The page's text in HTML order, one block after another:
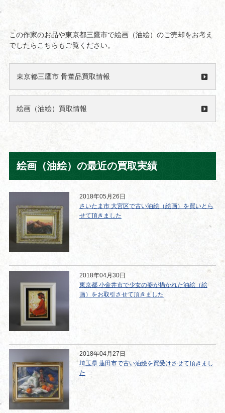
この作家のお品や東京都三鷹市で絵画（油絵）のご売却をお考え
でしたらこちらもご覧ください。
東京都三鷹市 骨董品買取情報
絵画（油絵）買取情報
絵画（油絵）の最近の買取実績
2018年05月26日
さいたま市 大宮区で古い油絵（絵画）を買いとら
せて頂きました
2018年04月30日
東京都 小金井市で少女の姿が描かれた油絵（絵
画）をお取引させて頂きました
2018年04月27日
埼玉県 蓮田市で古い油絵を買受けさせて頂きまし
た